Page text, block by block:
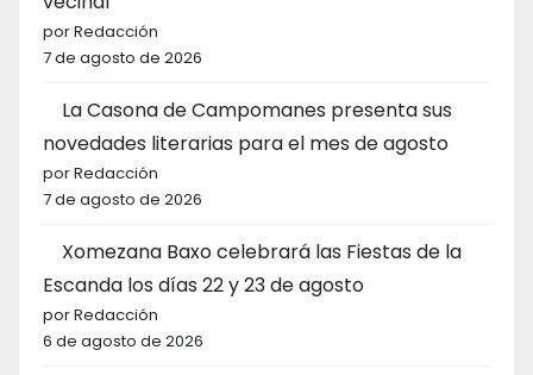
por Redacción
7 de agosto de 2026
La Casona de Campomanes presenta sus
novedades literarias para el mes de agosto
por Redacción
7 de agosto de 2026
Xomezana Baxo celebrará las Fiestas de la
Escanda los días 22 y 23 de agosto
por Redacción
6 de agosto de 2026